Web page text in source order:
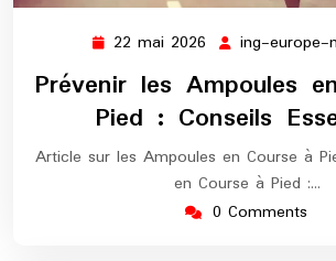
22 mai 2026 22
2026
ing-europe-
Prévenir les Ampoules
Pied : Conseils
Article sur les Ampoules en Course à
en Course à Pied :…
0 Comments